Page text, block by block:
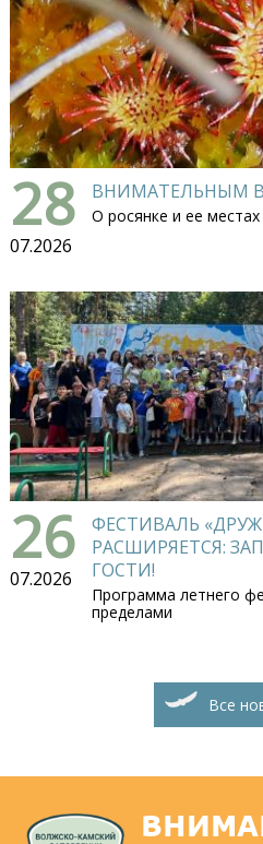
28
07.2026
ВНИМАТЕЛЬНЫМ
О росянке и ее
26
07.2026
ФЕСТИВАЛЬ
РАСШИРЯЕТСЯ:
ГОСТИ!
Программа летнего
пределами
Все